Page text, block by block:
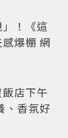
！《這
爆棚 網
店下午
、香氛好